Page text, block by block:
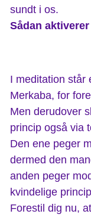
sundt i os.
Sådan
I meditation står
Merkaba, for
Men derudover
princip også via
Den ene peger
dermed den
anden peger
kvindelige
Forestil dig nu,